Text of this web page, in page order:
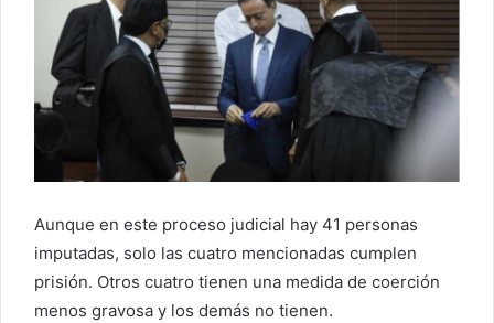
Aunque en este proceso judicial hay 41 personas
imputadas, solo las cuatro mencionadas cumplen
prisión. Otros cuatro tienen una medida de coerción
menos gravosa y los demás no tienen.